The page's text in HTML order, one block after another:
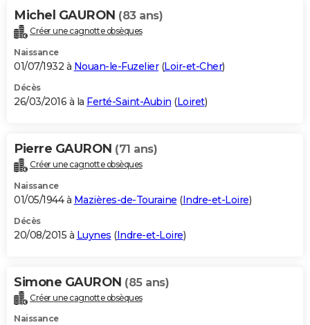
Michel GAURON (83 ans)
Créer une cagnotte obsèques
Naissance
01/07/1932 à Nouan-le-Fuzelier(Loir-et-Cher)
Décès
26/03/2016 à la Ferté-Saint-Aubin (Loiret)
Pierre GAURON (71 ans)
Créer une cagnotte obsèques
Naissance
01/05/1944 à Mazières-de-Touraine (Indre-et-Loire)
Décès
20/08/2015 à Luynes (Indre-et-Loire)
Simone GAURON (85 ans)
Créer une cagnotte obsèques
Naissance